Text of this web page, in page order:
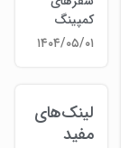
کمپینگ
۱۴۰۴/۰۵/۰۱
لینک‌های
مفید